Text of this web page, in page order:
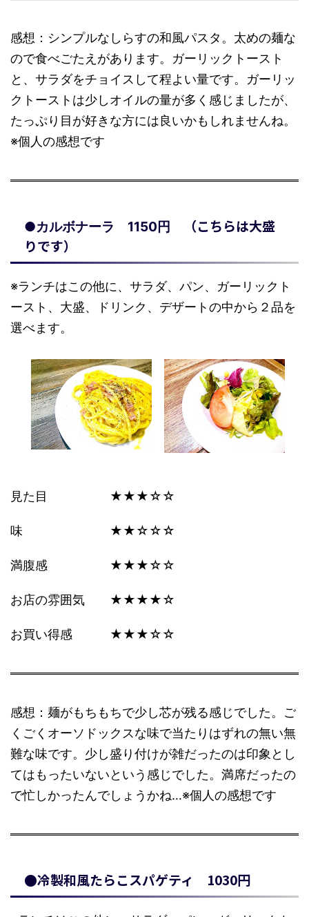
感想：シンプルなしらすの和風パスタ。太めの麺な
ので食べごたえがあります。ガーリックトースト
と、サラダをチョイスして程よい量です。ガーリッ
クトーストは少しオイルの量が多く感じましたが、
たっぷり目が好きな方には良いかもしれませんね。
※個人の感想です
●カルボナーラ 1150円
（こちらは大盛
りです）
※ランチはこの他に、サラダ、パン、ガーリックト
ースト、大盛、ドリンク、デザートの中から２品を
選べます。
見た目 ★★★☆☆
味 ★★☆☆☆
満腹感 ★★★☆☆
お店の雰囲気 ★★★★☆
お買い得感 ★★★☆☆
感想：麺がもちもちで少し芯が残る感じでした。ご
くごくオーソドックスな味で当たりはずれの無い無
難な味です。少し盛り付けが雑だったのは印象とし
てはもったいないという感じでした。満席だったの
で忙しかったんでしょうかね…※個人の感想です
●冷製和風たらこスパゲティ 1030円